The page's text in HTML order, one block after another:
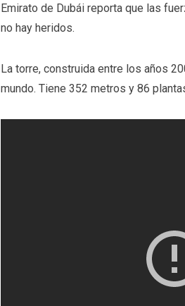
Emirato de Dubái reporta que las
no hay heridos.
La torre, construida entre los años
mundo. Tiene 352 metros y 86